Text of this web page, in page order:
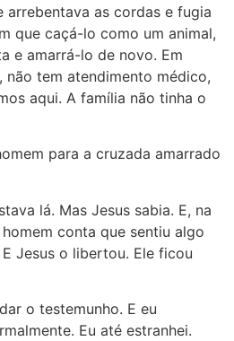
arrebentava as cordas e fugia
que caçá-lo como um animal,
e amarrá-lo de novo. Em
não tem atendimento médico,
aqui. A família não tinha o
para a cruzada amarrado
lá. Mas Jesus sabia. E, na
conta que sentiu algo
Jesus o libertou. Ele ficou
o testemunho. E eu
Eu até estranhei.